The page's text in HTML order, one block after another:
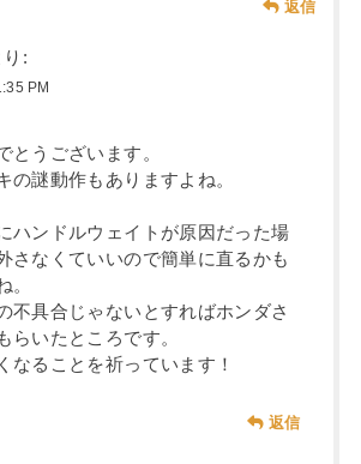
返信
り:
PM
とうございます。
の謎動作もありますよね。
ハンドルウェイトが原因だった場
さなくていいので簡単に直るかも
。
不具合じゃないとすればホンダさ
らいたところです。
なることを祈っています！
返信